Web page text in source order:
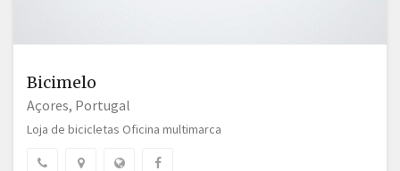
Bicimelo
Açores, Portugal
Loja de bicicletas Oficina multimarca